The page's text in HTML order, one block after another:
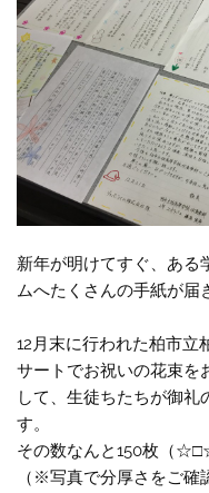
新年が明けてすぐ、ある
ムへたくさんの手紙が届
12月末に行われた柏市立
サートでお祝いの花束を
して、生徒ちたちが御
す。
その数なんと150枚（
（※写真で分厚さをご確